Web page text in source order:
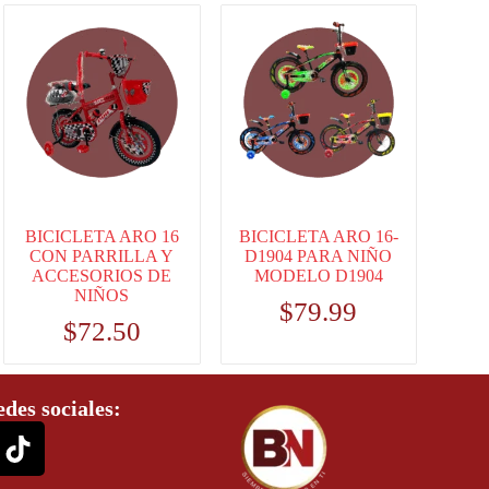
BICICLETA ARO 16
CON PARRILLA Y
ACCESORIOS DE
NIÑOS
$72.50
BICICLETA ARO 16-
D1904 PARA NIÑO
MODELO D1904
$79.99
sociales: